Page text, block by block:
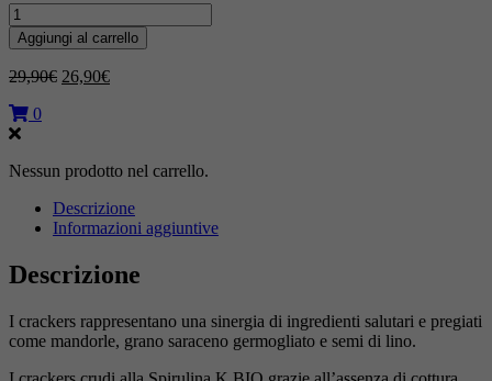
Spirulina
Crackers
-
Box
10
pezzi
Aggiungi al carrello
29,90€ Il
26,90€Il
0
Nessun prodotto nel carrello.
Descrizione
Informazioni aggiuntive
Descrizione
I crackers rappresentano una sinergia di ingredienti salutari e pregiati
come mandorle, grano saraceno germogliato e semi di lino.